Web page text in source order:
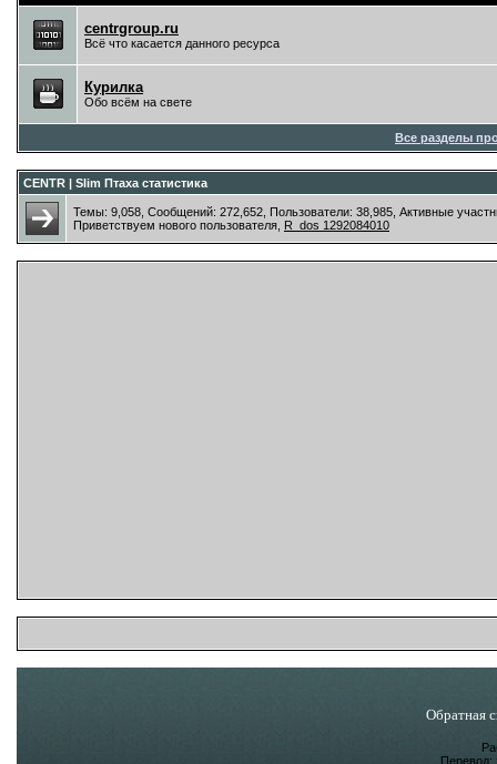
centrgroup.ru
Всё что касается данного ресурса
Курилка
Обо всём на свете
Все разделы
CENTR | Slim Птаха статистика
Темы: 9,058, Сообщений: 272,652, Пользователи: 38,985, Активные
Приветствуем нового пользователя, R_dos 1292084010
Обратная
Перевод: